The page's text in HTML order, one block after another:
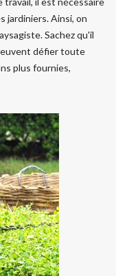
jardiniers. Ainsi, on
Sachez qu'il
défier toute
plus fournies,